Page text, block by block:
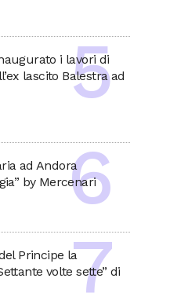
i lavori di
lascito Balestra ad
ad Andora
by Mercenari
Principe la
volte sette” di